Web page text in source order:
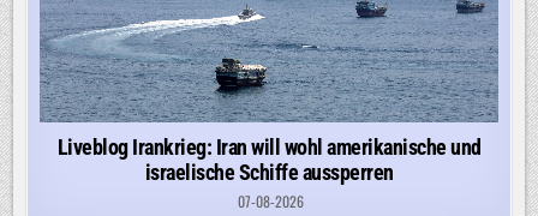
Liveblog Irankrieg: Iran will wohl amerikanische und
israelische Schiffe aussperren
07-08-2026